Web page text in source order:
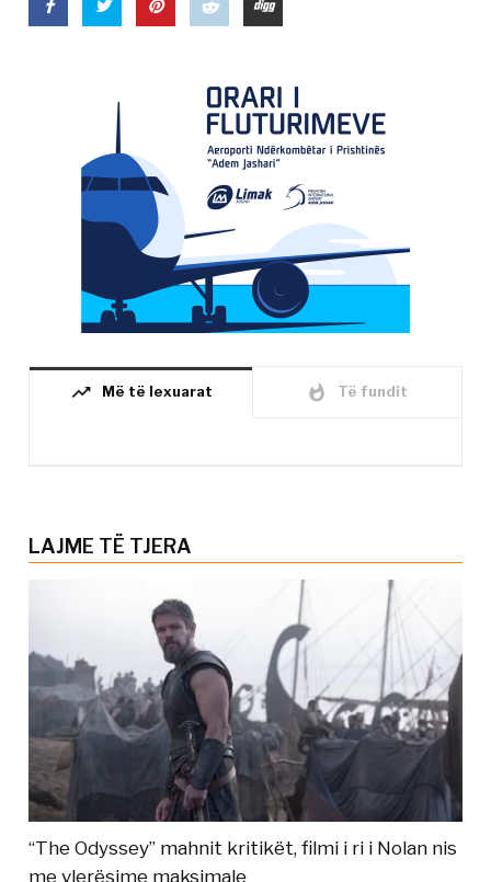
trending_up Më të lexuarat whatshot Të fundit
LAJME TË TJERA
“The Odyssey” mahnit kritikët, filmi i ri i Nolan nis
me vlerësime maksimale